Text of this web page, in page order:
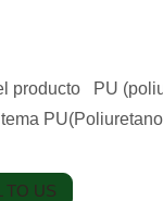
producto PU
TO US